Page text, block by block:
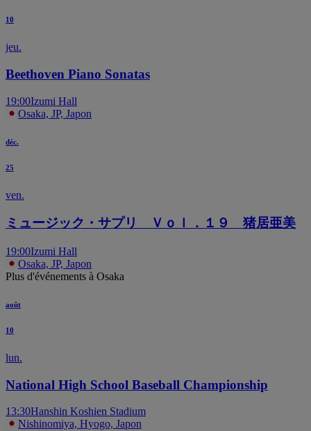
10
jeu.
Beethoven Piano Sonatas
19:00Izumi Hall
Osaka, JP, Japon
déc.
25
ven.
ミュージック・サプリ Ｖｏｌ．１９ 猪居亜美
19:00Izumi Hall
Osaka, JP, Japon
Plus d'événements à Osaka
août
10
lun.
National High School Baseball Championship
13:30Hanshin Koshien Stadium
Nishinomiya, Hyogo, Japon